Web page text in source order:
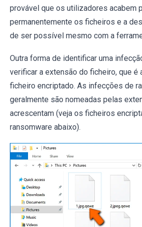
provável que os utilizadores acabem
permanentemente os ficheiros e a
de ser possível mesmo com a
Outra forma de identificar uma
verificar a extensão do ficheiro, que é
ficheiro encriptado. As infecções de
geralmente são nomeadas pelas
acrescentam (veja os ficheiros
ransomware abaixo).